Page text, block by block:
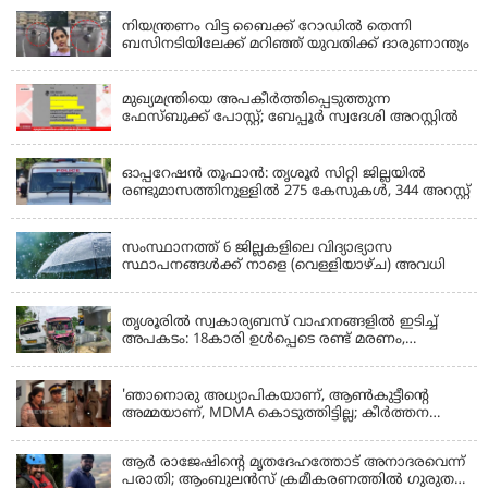
നിയന്ത്രണം വിട്ട ബൈക്ക് റോഡിൽ തെന്നി
ബസിനടിയിലേക്ക് മറിഞ്ഞ് യുവതിക്ക് ദാരുണാന്ത്യം
മുഖ്യമന്ത്രിയെ അപകീർത്തിപ്പെടുത്തുന്ന
ഫേസ്‌ബുക്ക് പോസ്റ്റ്; ബേപ്പൂർ സ്വദേശി അറസ്റ്റിൽ
ഓപ്പറേഷൻ തൂഫാൻ: തൃശൂർ സിറ്റി ജില്ലയിൽ
രണ്ടുമാസത്തിനുള്ളിൽ 275 കേസുകൾ, 344 അറസ്റ്റ്
സംസ്ഥാനത്ത് 6 ജില്ലകളിലെ വിദ്യാഭ്യാസ
സ്ഥാപനങ്ങൾക്ക് നാളെ (വെള്ളിയാഴ്ച) അവധി
തൃശൂരിൽ സ്വകാര്യബസ് വാഹനങ്ങളില്‍ ഇടിച്ച്
അപകടം: 18കാരി ഉൾപ്പെടെ രണ്ട് മരണം,
'ഞാനൊരു അധ്യാപികയാണ്, ആണ്‍കുട്ടീന്റെ
അമ്മയാണ്‌, MDMA കൊടുത്തിട്ടില്ല; കീർത്തന
ആര്‍ രാജേഷിന്റെ മൃതദേഹത്തോട് അനാദരവെന്ന്
പരാതി; ആംബുലന്‍സ് ക്രമീകരണത്തില്‍ ഗുരുതര